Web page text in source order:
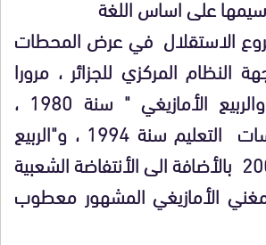
على اساس اللغة
الاستقلال في عرض المحطات
النظام المركزي للجزائر ، مرورا
بثورة 1963 ، "والربيع الأمازيغي " سنة 1980 ،
ومقاطعة مؤسسات التعليم سنة 1994 ، و"الربيع
الأسود " سنة 2001 بالأضافة الى الأنتفاضة الشعبية
الأمازيغي المشهور معطوب